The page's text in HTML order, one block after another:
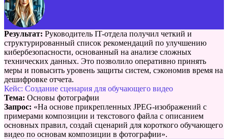
Результат: Руководитель IT-отдела получил четкий и
структурированный список рекомендаций по улучшению
кибербезопасности, основанный на анализе сложных
технических данных. Это позволило оперативно принять
меры и повысить уровень защиты систем, сэкономив время на
дешифровке отчета.
Кейс: Создание сценария для обучающего видео
Тема: Основы фотографии
Запрос: «На основе прикрепленных JPEG-изображений с
примерами композиции и текстового файла с описанием
основных правил, создай сценарий для короткого обучающего
видео по основам композиции в фотографии».